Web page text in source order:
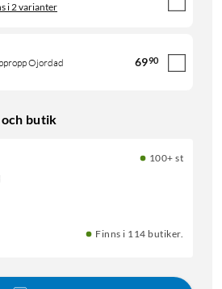
i 2 varianter
Ojordad 6990
butik
100+ st
Finns i 114 butiker.